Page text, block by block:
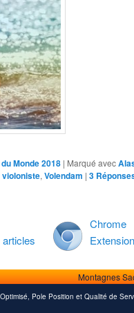
Monde 2018 | Marqué avec
violoniste,Volendam |3
Chrome
Montagnes
Pole Position et Qualité de